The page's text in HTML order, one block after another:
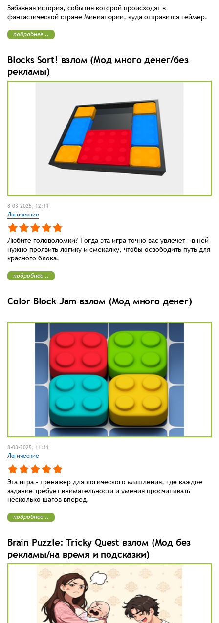
Забавная история, события которой происходят в
фантастической стране Миниатюрии, куда отправится геймер.
подробнее...
8-03-2025, 12:11
Blocks Sort! взлом (Мод много денег/без
рекламы)
Логические
Любите головоломки? Тогда эта игра точно вас увлечет - в ней
нужно проявить логику и смекалку, чтобы освободить путь для
красного блока.
подробнее...
8-03-2025, 11:31
Color Block Jam взлом (Мод много денег)
Логические
Эта игра - тренажер для логического мышления, где каждое
задание требует внимательности и умения просчитывать
несколько шагов вперед.
подробнее...
Brain Puzzle: Tricky Quest взлом (Мод без
рекламы/на время и подсказки)